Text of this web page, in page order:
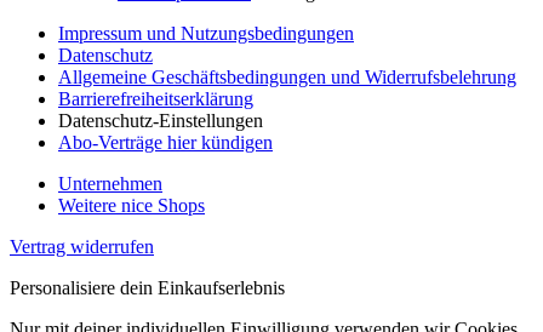
Impressum und Nutzungsbedingungen
Datenschutz
Allgemeine Geschäftsbedingungen und Widerrufsbelehrung
Barrierefreiheitserklärung
Datenschutz-Einstellungen
Abo-Verträge hier kündigen
Unternehmen
Weitere nice Shops
Vertrag widerrufen
Personalisiere dein Einkaufserlebnis